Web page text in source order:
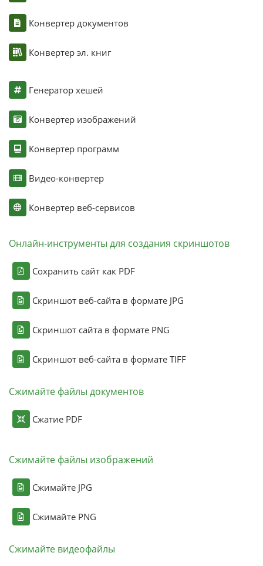
Конвертер документов
Конвертер эл. книг
Генератор хешей
Конвертер изображений
Конвертер программ
Видео-конвертер
Конвертер веб-сервисов
Онлайн-инструменты для создания скриншотов
Сохранить сайт как PDF
Скриншот веб-сайта в формате JPG
Скриншот сайта в формате PNG
Скриншот веб-сайта в формате TIFF
Сжимайте файлы документов
Сжатие PDF
Сжимайте файлы изображений
Сжимайте JPG
Сжимайте PNG
Сжимайте видеофайлы